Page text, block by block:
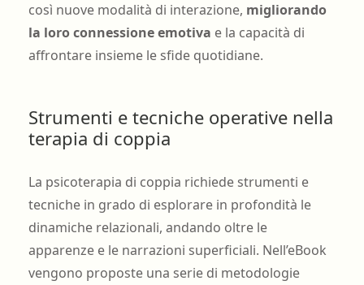
così nuove modalità di interazione, migliorando
la loro connessione emotiva e la capacità di
affrontare insieme le sfide quotidiane.
Strumenti e tecniche operative nella
terapia di coppia
La psicoterapia di coppia richiede strumenti e
tecniche in grado di esplorare in profondità le
dinamiche relazionali, andando oltre le
apparenze e le narrazioni superficiali. Nell’eBook
vengono proposte una serie di metodologie